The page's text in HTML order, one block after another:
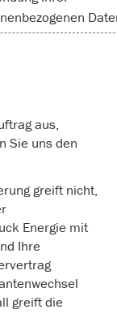
aus,
Sie uns den
greift nicht,
Energie mit
Ihre
greift die